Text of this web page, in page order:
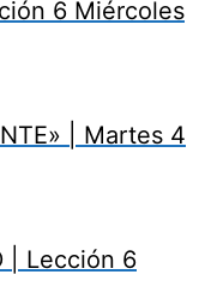
6 Miércoles
| Martes 4
| Lección 6